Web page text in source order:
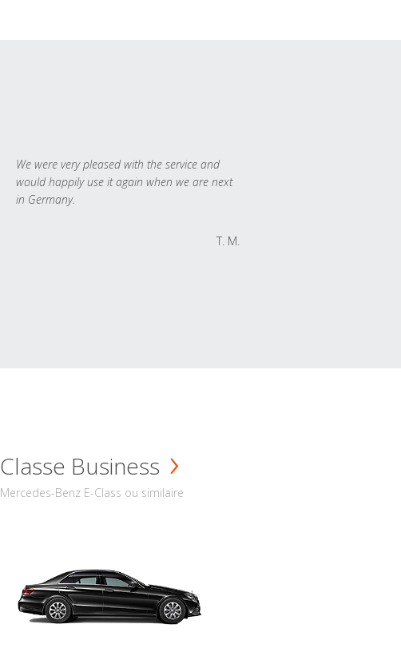
We were very pleased with the service and
would happily use it again when we are next
in Germany.
T. M.
Classe Business
Mercedes-Benz E-Class ou similaire